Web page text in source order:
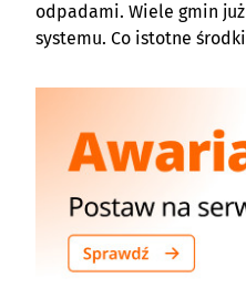
odpadami. Wiele gmin
systemu. Co istotne